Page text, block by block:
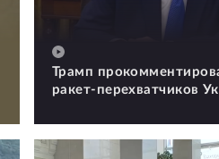
Трамп
ракет-перехватчиков